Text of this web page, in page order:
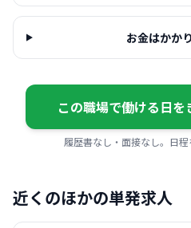
お金はかか
この職場で働ける日を
履歴書なし・面接なし。日
近くのほかの単発求人